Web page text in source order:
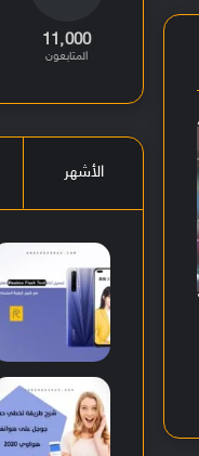
11٬000
المتابعون
الأشهر